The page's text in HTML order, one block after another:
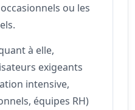
ou les
à elle,
exigeants
intensive,
équipes RH)